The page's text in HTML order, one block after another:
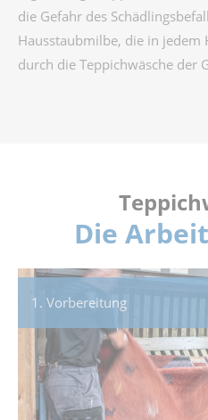
die Gefahr des
Hausstaubmilbe, die in
durch die Teppichwäsche der
Die
1. Vorbereitung